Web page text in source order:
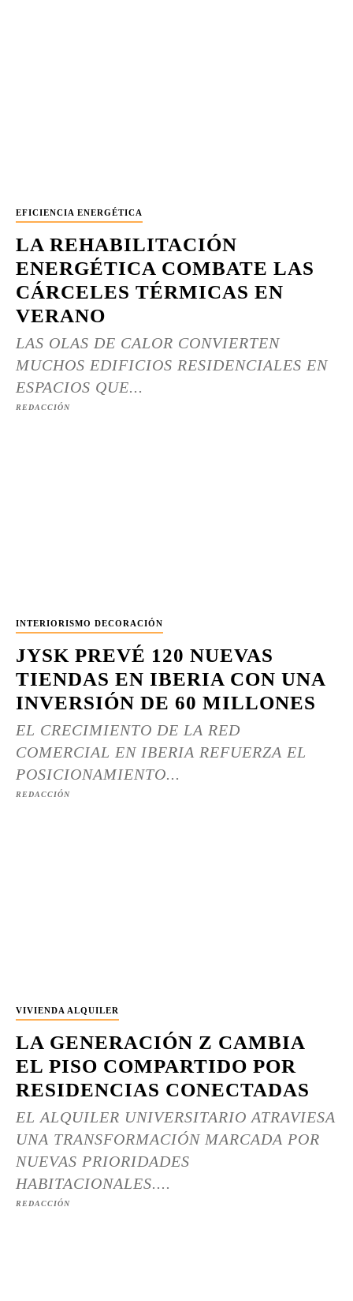
EFICIENCIA ENERGÉTICA
LA REHABILITACIÓN
ENERGÉTICA COMBATE LAS
CÁRCELES TÉRMICAS EN
VERANO
LAS OLAS DE CALOR CONVIERTEN
MUCHOS EDIFICIOS RESIDENCIALES EN
ESPACIOS QUE...
REDACCIÓN
INTERIORISMO DECORACIÓN
JYSK PREVÉ 120 NUEVAS
TIENDAS EN IBERIA CON UNA
INVERSIÓN DE 60 MILLONES
EL CRECIMIENTO DE LA RED
COMERCIAL EN IBERIA REFUERZA EL
POSICIONAMIENTO...
REDACCIÓN
VIVIENDA ALQUILER
LA GENERACIÓN Z CAMBIA
EL PISO COMPARTIDO POR
RESIDENCIAS CONECTADAS
EL ALQUILER UNIVERSITARIO ATRAVIESA
UNA TRANSFORMACIÓN MARCADA POR
NUEVAS PRIORIDADES
HABITACIONALES....
REDACCIÓN